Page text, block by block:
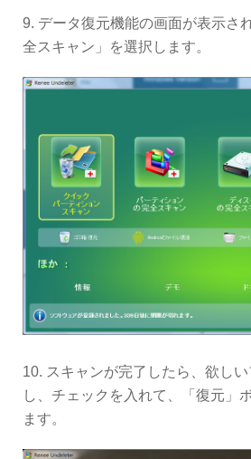
9. データ復元機能の画面が表示さ
全スキャン」を選択します。
10. スキャンが完了したら、欲し
し、チェックを入れて、「復元」
ます。